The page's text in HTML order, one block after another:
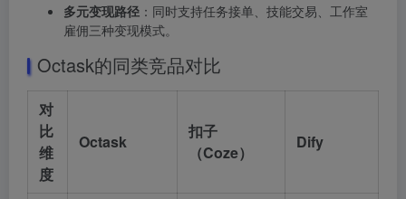
多元变现路径 ：同时支持任务接单、技能交易、工作室
雇佣三种变现模式。
Octask的同类竞品对比
对
比
维
度
Octask
扣子
（Coze）
Dify